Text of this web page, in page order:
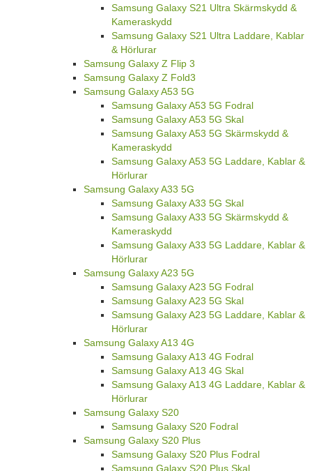
Samsung Galaxy S21 Ultra Skärmskydd &
Kameraskydd
Samsung Galaxy S21 Ultra Laddare, Kablar
& Hörlurar
Samsung Galaxy Z Flip 3
Samsung Galaxy Z Fold3
Samsung Galaxy A53 5G
Samsung Galaxy A53 5G Fodral
Samsung Galaxy A53 5G Skal
Samsung Galaxy A53 5G Skärmskydd &
Kameraskydd
Samsung Galaxy A53 5G Laddare, Kablar &
Hörlurar
Samsung Galaxy A33 5G
Samsung Galaxy A33 5G Skal
Samsung Galaxy A33 5G Skärmskydd &
Kameraskydd
Samsung Galaxy A33 5G Laddare, Kablar &
Hörlurar
Samsung Galaxy A23 5G
Samsung Galaxy A23 5G Fodral
Samsung Galaxy A23 5G Skal
Samsung Galaxy A23 5G Laddare, Kablar &
Hörlurar
Samsung Galaxy A13 4G
Samsung Galaxy A13 4G Fodral
Samsung Galaxy A13 4G Skal
Samsung Galaxy A13 4G Laddare, Kablar &
Hörlurar
Samsung Galaxy S20
Samsung Galaxy S20 Fodral
Samsung Galaxy S20 Plus
Samsung Galaxy S20 Plus Fodral
Samsung Galaxy S20 Plus Skal